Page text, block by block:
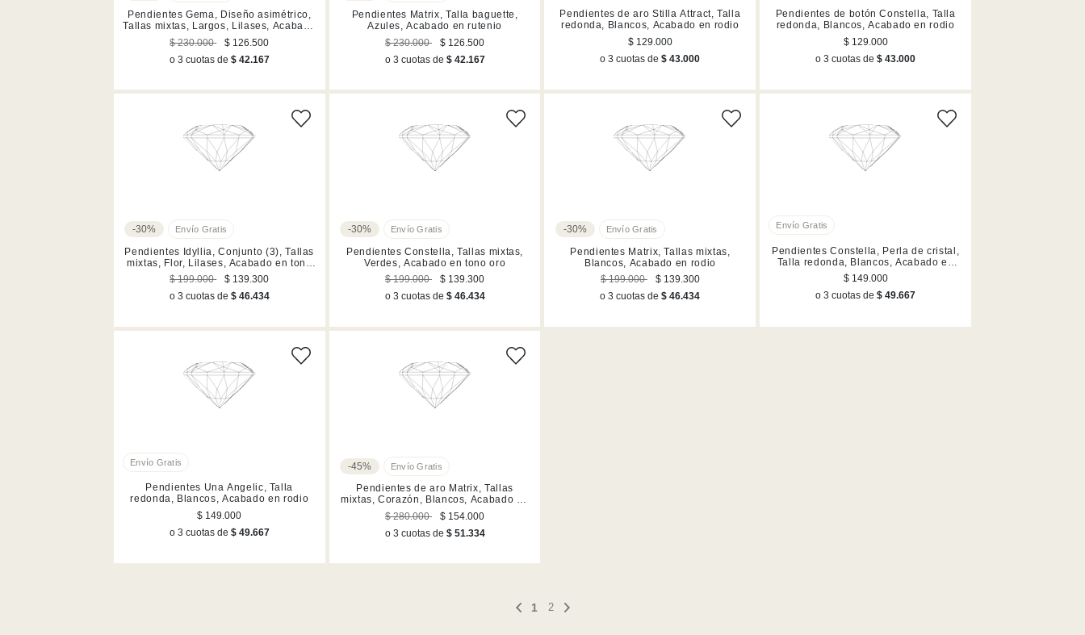
Pendientes Gema, Diseño asimétrico,
Tallas mixtas, Largos, Lilases, Acabado
en tono oro
$ 230.000
$ 126.500
o 3 cuotas de $ 42.167
Pendientes Matrix, Talla baguette,
Azules, Acabado en rutenio
$ 230.000
$ 126.500
o 3 cuotas de $ 42.167
Pendientes de aro Stilla Attract, Talla
redonda, Blancos, Acabado en rodio
$ 129.000
o 3 cuotas de$ 43.000
Pendientes de botón Constella, Talla
redonda, Blancos, Acabado en rodio
$ 129.000
o 3 cuotas de$ 43.000
-30%
Pendientes Idyllia, Conjunto (3), Tallas
mixtas, Flor, Lilases, Acabado en tono
oro
$ 199.000
$ 139.300
o 3 cuotas de $ 46.434
-30%
Pendientes Constella, Tallas mixtas,
Verdes, Acabado en tono oro
$ 199.000
$ 139.300
o 3 cuotas de $ 46.434
-30%
Pendientes Matrix, Tallas mixtas,
Blancos, Acabado en rodio
$ 199.000
$ 139.300
o 3 cuotas de$ 46.434
Pendientes Constella, Perla de cristal,
Talla redonda, Blancos, Acabado en
tono oro rosa
$ 149.000
o 3 cuotas de$ 49.667
Pendientes Una Angelic, Talla
redonda, Blancos, Acabado en rodio
$ 149.000
o 3 cuotas de $ 49.667
-45%
Pendientes de aro Matrix, Tallas
mixtas, Corazón, Blancos, Acabado en
rodio
$ 280.000
$ 154.000
o 3 cuotas de $ 51.334
1 2